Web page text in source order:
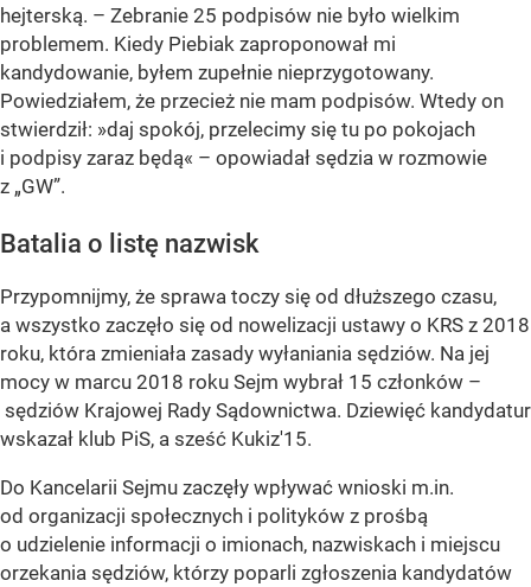
hejterską. – Zebranie 25 podpisów nie było wielkim
problemem. Kiedy Piebiak zaproponował mi
kandydowanie, byłem zupełnie nieprzygotowany.
Powiedziałem, że przecież nie mam podpisów. Wtedy on
stwierdził: »daj spokój, przelecimy się tu po pokojach
i podpisy zaraz będą« – opowiadał sędzia w rozmowie
z „GW”.
Batalia o listę nazwisk
Przypomnijmy, że sprawa toczy się od dłuższego czasu,
a wszystko zaczęło się od nowelizacji ustawy o KRS z 2018
roku, która zmieniała zasady wyłaniania sędziów. Na jej
mocy w marcu 2018 roku Sejm wybrał 15 członków –
sędziów Krajowej Rady Sądownictwa. Dziewięć kandydatur
wskazał klub PiS, a sześć Kukiz'15.
Do Kancelarii Sejmu zaczęły wpływać wnioski m.in.
od organizacji społecznych i polityków z prośbą
o udzielenie informacji o imionach, nazwiskach i miejscu
orzekania sędziów, którzy poparli zgłoszenia kandydatów